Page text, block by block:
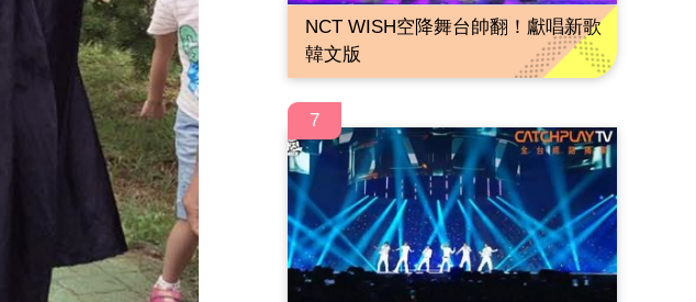
NCT WISH空降舞台帥翻！獻唱新歌
韓文版
7